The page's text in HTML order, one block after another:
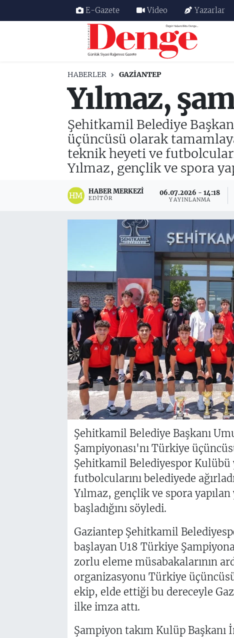
E-Gazete Video Yazarlar
HABERLER GAZIANTEP
Yılmaz,
Şehitkamil Belediye
üçüncüsü olarak
teknik heyeti ve
Yılmaz, gençlik ve spora
HABER MERKEZI
EDITÖR
06.07.2026 - 14:18
YAYINLANMA
Şehitkamil Belediye Başkanı
Şampiyonası'nı Türkiye
Şehitkamil Belediyespor
futbolcularını belediyede
Yılmaz, gençlik ve spora
başladığını söyledi.
Gaziantep Şehitkamil
başlayan U18 Türkiye
zorlu eleme müsabakalarının
organizasyonu Türkiye
ekip, elde ettiği bu dereceyle
ilke imza attı.
Şampiyon takım Kulüp
Nöbetçi Eczaneler
Trafik Durumu
Süper Lig Puan Durumu ve Fikstür
Tüm Manşetler
Son Dakika Haberleri
Haber Arşivi